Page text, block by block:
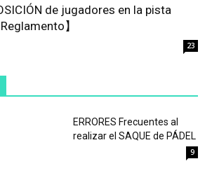
de jugadores en la pista
Reglamento】
23
ERRORES Frecuentes al
realizar el SAQUE de PÁDEL
9